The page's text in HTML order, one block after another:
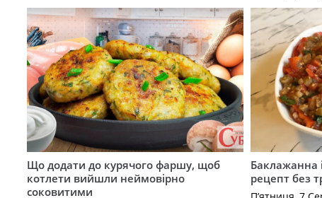
Що додати до курячого фаршу, щоб
котлети вийшли неймовірно
соковитими
Баклажанна
рецепт без